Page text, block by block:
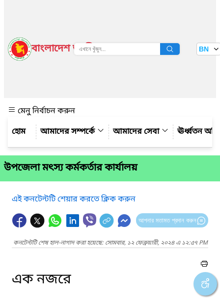
বাংলাদেশ জাতীয় তথ্য বাতায়ন BN
মেনু নির্বাচন করুন
আমাদের সম্পর্কে
আমাদের সেবা ঊর্ধ্বতন
উপজেলা মৎস্য কর্মকর্তার কার্যালয়
এই কনটেন্টটি শেয়ার করতে ক্লিক করুন
আপনার মতামত প্রদান করুন
কনটেন্টটি শেষ হাল-নাগাদ করা হয়েছে: সোমবার, ১২ ফেব্রুয়ারী, ২০২৪ এ ১২:৫৭ PM
এক নজরে